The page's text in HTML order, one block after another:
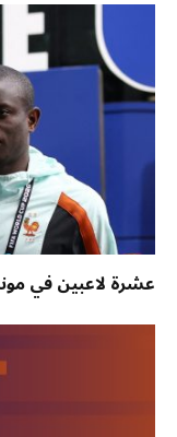
عشرة لاعبين في مونديال 2026 لم